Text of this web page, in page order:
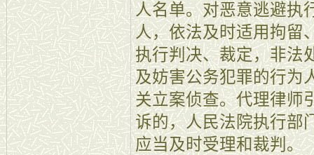
人名单。对恶意逃避执
人，依法及时适用拘留
执行判决、裁定，非法
及妨害公务犯罪的行为
关立案侦查。代理律师
诉的，人民法院执行部
应当及时受理和裁判。